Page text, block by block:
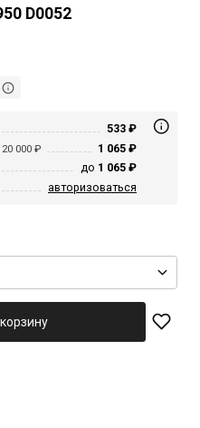
D0052
533 ₽
000 ₽
1 065 ₽
до 1 065 ₽
авторизоваться